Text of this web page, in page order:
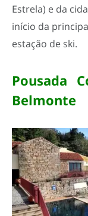
Estrela) e da
início da
estação de ski.
Pousada
Belmonte